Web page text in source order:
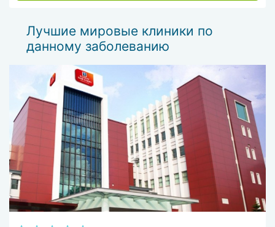
Лучшие мировые клиники по
данному заболеванию